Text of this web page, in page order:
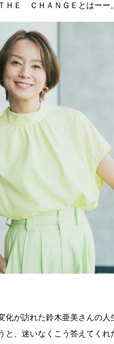
ＨＥ ＣＨＡＮＧＥとはーー
が訪れた鈴木亜美さんの人
、迷いなくこう答えてくれ